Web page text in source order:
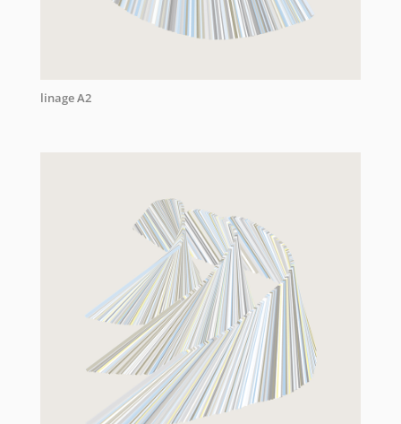
linage A2